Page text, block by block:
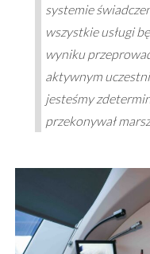
systemie
wszystkie usługi
wyniku
aktywnym
jesteśmy
przekonywał